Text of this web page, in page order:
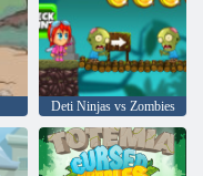
Deti Ninjas vs Zombies